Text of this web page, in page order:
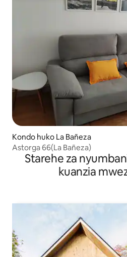
Kondo huko La Bañeza
Astorga 66(La Bañeza)
Starehe za
kuanzia